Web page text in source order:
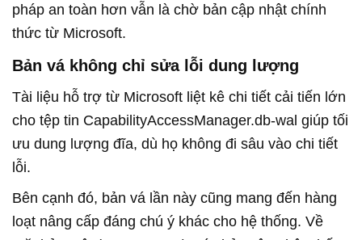
pháp an toàn hơn vẫn là chờ bản cập nhật chính
thức từ Microsoft.
Bản vá không chỉ sửa lỗi dung lượng
Tài liệu hỗ trợ từ Microsoft liệt kê chi tiết cải tiến lớn
cho tệp tin CapabilityAccessManager.db-wal giúp tối
ưu dung lượng đĩa, dù họ không đi sâu vào chi tiết
lỗi.
Bên cạnh đó, bản vá lần này cũng mang đến hàng
loạt nâng cấp đáng chú ý khác cho hệ thống. Về